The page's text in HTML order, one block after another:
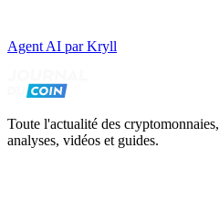
Agent AI par Kryll
Toute l'actualité des cryptomonnaies,
analyses, vidéos et guides.